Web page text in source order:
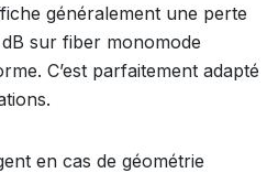
généralement une perte
sur fiber monomode
C’est parfaitement adapté
en cas de géométrie